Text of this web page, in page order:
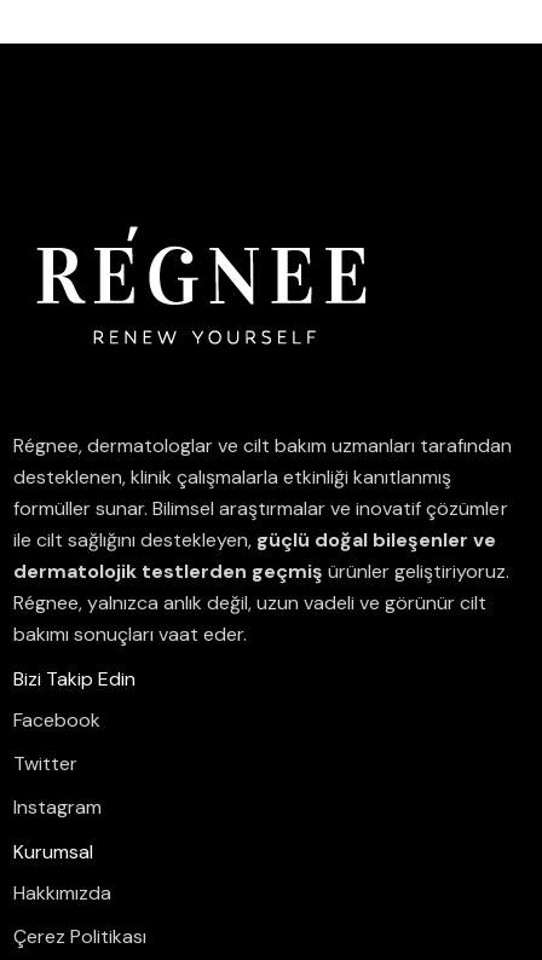
Régnee, dermatologlar ve cilt bakım uzmanları tarafından
desteklenen, klinik çalışmalarla etkinliği kanıtlanmış
formüller sunar.Bilimsel araştırmalar ve inovatif çözümler
ile cilt sağlığını destekleyen, güçlü doğal bileşenler ve
dermatolojik testlerden geçmiş ürünler geliştiriyoruz.
Régnee, yalnızca anlık değil, uzun vadeli ve görünür cilt
bakımı sonuçları vaat eder.
Bizi Takip Edin
Facebook
Twitter
Instagram
Kurumsal
Hakkımızda
Çerez Politikası